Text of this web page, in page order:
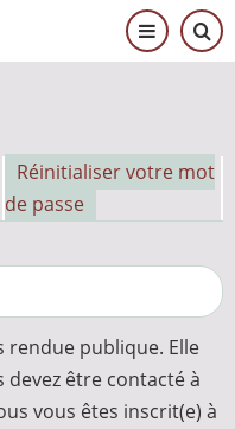
Réinitialiser votre mot
de passe
rendue publique. Elle
être contacté à
vous êtes inscrit(e) à